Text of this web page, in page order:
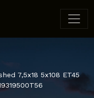
7,5x18 5x108 ET45